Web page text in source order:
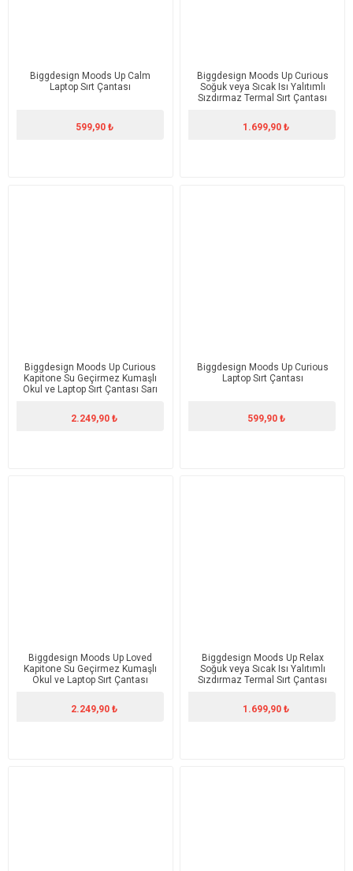
Biggdesign Moods Up Calm
Laptop Sırt Çantası
599,90 ₺
Biggdesign Moods Up Curious
Soğuk veya Sıcak Isı Yalıtımlı
Sızdırmaz Termal Sırt Çantası
1.699,90 ₺
Biggdesign Moods Up Curious
Kapitone Su Geçirmez Kumaşlı
Okul ve Laptop Sırt Çantası Sarı
2.249,90 ₺
Biggdesign Moods Up Curious
Laptop Sırt Çantası
599,90 ₺
Biggdesign Moods Up Loved
Kapitone Su Geçirmez Kumaşlı
Okul ve Laptop Sırt Çantası
2.249,90 ₺
Biggdesign Moods Up Relax
Soğuk veya Sıcak Isı Yalıtımlı
Sızdırmaz Termal Sırt Çantası
1.699,90 ₺